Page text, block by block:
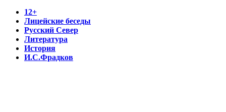
12+
Лицейские беседы
Русский Север
Литература
История
И.С.Фрадков